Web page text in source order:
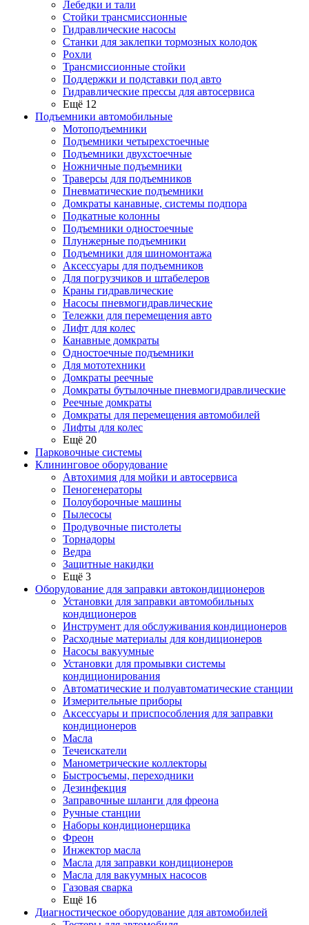
Лебедки и тали
Стойки трансмиссионные
Гидравлические насосы
Cтанки для заклепки тормозных колодок
Рохли
Трансмиссионные стойки
Поддержки и подставки под авто
Гидравлические прессы для автосервиса
Ещё 12
Подъемники автомобильные
Мотоподъемники
Подъемники четырехстоечные
Подъемники двухстоечные
Ножничные подъемники
Траверсы для подъемников
Пневматические подъемники
Домкраты канавные, системы подпора
Подкатные колонны
Подъемники одностоечные
Плунжерные подъемники
Подъемники для шиномонтажа
Аксессуары для подъемников
Для погрузчиков и штабелеров
Краны гидравлические
Насосы пневмогидравлические
Тележки для перемещения авто
Лифт для колес
Канавные домкраты
Одностоечные подъемники
Для мототехники
Домкраты реечные
Домкраты бутылочные пневмогидравлические
Реечные домкраты
Домкраты для перемещения автомобилей
Лифты для колес
Ещё 20
Парковочные системы
Клининговое оборудование
Автохимия для мойки и автосервиса
Пеногенераторы
Полоуборочные машины
Пылесосы
Продувочные пистолеты
Торнадоры
Ведра
Защитные накидки
Ещё 3
Оборудование для заправки автокондиционеров
Установки для заправки автомобильных
кондиционеров
Инструмент для обслуживания кондиционеров
Расходные материалы для кондиционеров
Насосы вакуумные
Установки для промывки системы
кондиционирования
Автоматические и полуавтоматические станции
Измерительные приборы
Аксессуары и приспособления для заправки
кондиционеров
Масла
Течеискатели
Манометрические коллекторы
Быстросъемы, переходники
Дезинфекция
Заправочные шланги для фреона
Ручные станции
Наборы кондиционерщика
Фреон
Инжектор масла
Масла для заправки кондиционеров
Масла для вакуумных насосов
Газовая сварка
Ещё 16
Диагностическое оборудование для автомобилей